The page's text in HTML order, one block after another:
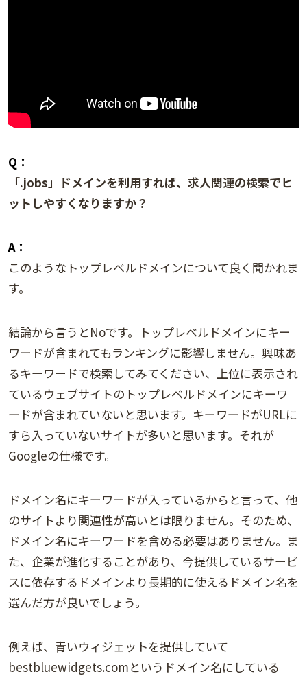
Q：
「.jobs」ドメインを利用すれば、求人関連の検索でヒ
ットしやすくなりますか？
A：
このようなトップレベルドメインについて良く聞かれま
す。
結論から言うとNoです。トップレベルドメインにキー
ワードが含まれてもランキングに影響しません。興味あ
るキーワードで検索してみてください、上位に表示され
ているウェブサイトのトップレベルドメインにキーワ
ードが含まれていないと思います。キーワードがURLに
すら入っていないサイトが多いと思います。それが
Googleの仕様です。
ドメイン名にキーワードが入っているからと言って、他
のサイトより関連性が高いとは限りません。そのため、
ドメイン名にキーワードを含める必要はありません。ま
た、企業が進化することがあり、今提供しているサービ
スに依存するドメインより長期的に使えるドメイン名を
選んだ方が良いでしょう。
例えば、青いウィジェットを提供していて
bestbluewidgets.comというドメイン名にしている